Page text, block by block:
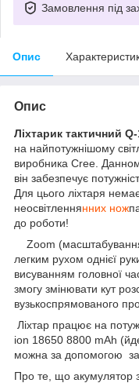
Замовлення під
Опис
Опис
Ліхтарик тактичний
на найпотужнішому
виробника Cree.
він забезпечує
Для цього ліхтаря
неосвітленнянних нож
до роботи!
Zoom
легким рухом однієї
висуванням головної
змогу змінювати кут
Ліхтар працює на
ion 18650 8800 mAh
можна за допомогою
Про те, що акумулятор